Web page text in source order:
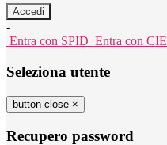
-
Entra con SPID Entra con CIE
Seleziona utente
button close ×
Recupero password